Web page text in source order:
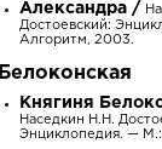
Д Е Ж З
Александра /
Достоевский:
Алгоритм, 2003.
Белоконская
Княгиня
Наседкин Н.Н.
Энциклопедия. —